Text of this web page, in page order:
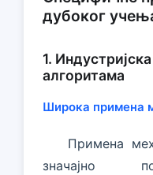
дубоког
1.
алгоритама
Широка примена
Примена
значајно